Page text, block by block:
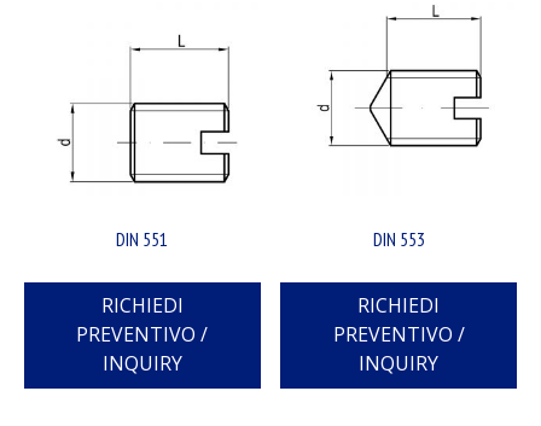
DIN 551
RICHIEDI
PREVENTIVO /
INQUIRY
DIN 553
RICHIEDI
PREVENTIVO /
INQUIRY